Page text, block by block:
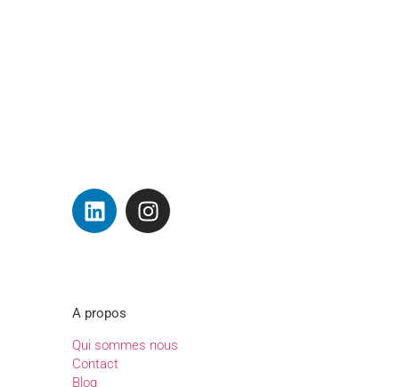
A propos
Qui sommes nous
Contact
Blog